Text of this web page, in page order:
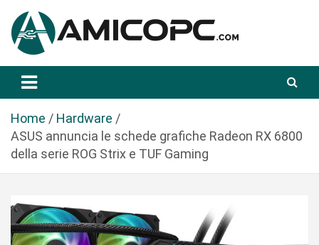
a
Amicopc.com
Home
Hardware
ASUS annuncia le schede grafiche Radeon RX 6800
della serie ROG Strix e TUF Gaming